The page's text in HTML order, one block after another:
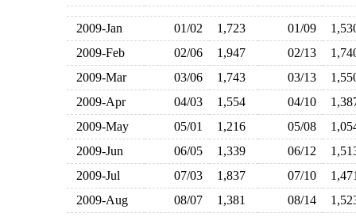
2009-Jan 01/02 1,723 01/09
2009-Feb
02/06 1,947 02/13
2009-Mar
03/06 1,743 03/13
2009-Apr
04/03 1,554 04/10
2009-May
05/01 1,216 05/08
2009-Jun
06/05 1,339 06/12
2009-Jul
07/03 1,837 07/10
2009-Aug
08/07 1,381 08/14